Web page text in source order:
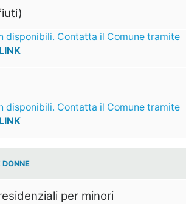
disponibili. Contatta il Comune tramite
LINK
disponibili. Contatta il Comune tramite
LINK
per minori